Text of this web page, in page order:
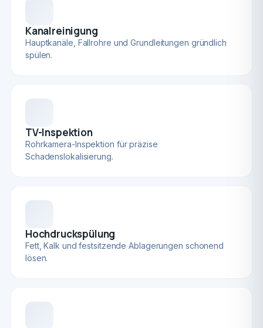
Kanalreinigung
Hauptkanäle, Fallrohre und Grundleitungen gründlich
spülen.
TV-Inspektion
Rohrkamera-Inspektion für präzise
Schadenslokalisierung.
Hochdruckspülung
Fett, Kalk und festsitzende Ablagerungen schonend
lösen.